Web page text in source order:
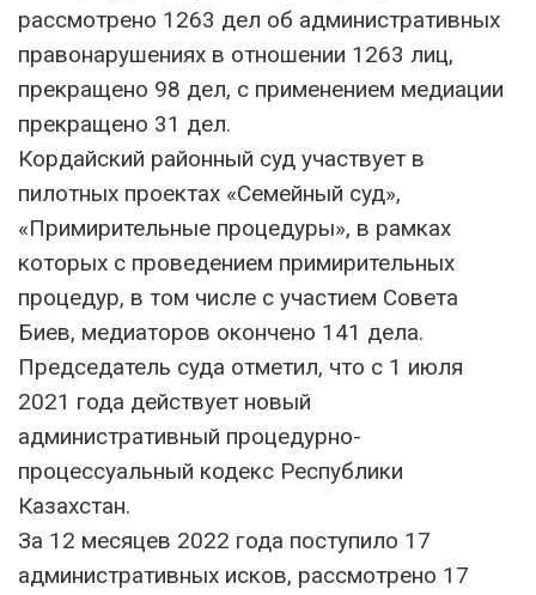
рассмотрено 1263 дел об административных
правонарушениях в отношении 1263 лиц,
прекращено 98 дел, с применением медиации
прекращено 31 дел.
Кордайский районный суд участвует в
пилотных проектах «Семейный суд»,
«Примирительные процедуры», в рамках
которых с проведением примирительных
процедур, в том числе с участием Совета
Биев, медиаторов окончено 141 дела.
Председатель суда отметил, что с 1 июля
2021 года действует новый
административный процедурно-
процессуальный кодекс Республики
Казахстан.
За 12 месяцев 2022 года поступило 17
административных исков, рассмотрено 17